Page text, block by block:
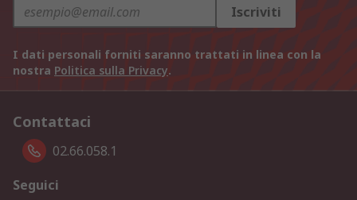
Iscriviti
I dati personali forniti saranno trattati in linea con la
nostra Politica sulla Privacy.
Contattaci
02.66.058.1
Seguici